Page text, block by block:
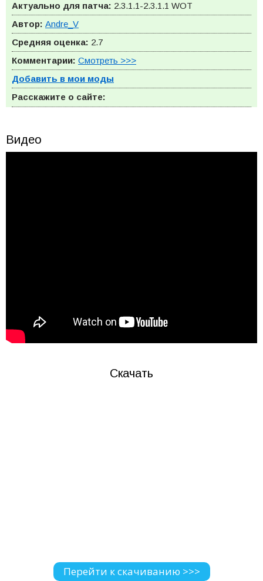
Актуально для патча: 2.3.1.1-2.3.1.1 WOT
Автор: Andre_V
Средняя оценка: 2.7
Комментарии: Смотреть >>>
Добавить в мои моды
Расскажите о сайте:
Видео
Скачать
Перейти к скачиванию >>>